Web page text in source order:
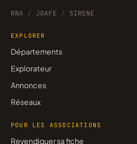
RNA / JOAFE / SIRENE
EXPLORER
Départements
Explorateur
Annonces
Réseaux
POUR LES ASSOCIATIONS
Revendiquer sa fiche